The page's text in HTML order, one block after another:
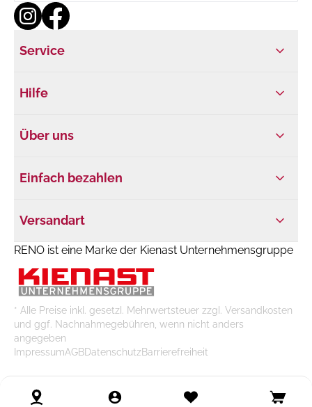
Service
Hilfe
Über uns
Einfach bezahlen
Versandart
RENO ist eine Marke der Kienast Unternehmensgruppe
* Alle Preise inkl. gesetzl. Mehrwertsteuer zzgl. Versandkosten
und ggf. Nachnahmegebühren, wenn nicht anders
angegeben
ImpressumAGBDatenschutzBarrierefreiheit